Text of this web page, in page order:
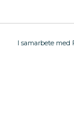
I samarbete